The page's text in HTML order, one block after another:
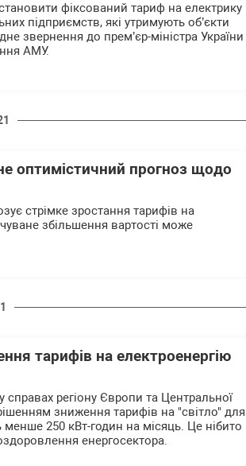
фіксований тариф на електрику
підприємств, які утримують об’єкти
звернення до прем’єр-міністра України
АМУ.
оптимістичний прогноз щодо
стрімке зростання тарифів на
збільшення вартості може
тарифів на електроенергію
справах регіону Європи та Центральної
зниження тарифів на "світло" для
250 кВт-годин на місяць. Це нібито
енергосектора.